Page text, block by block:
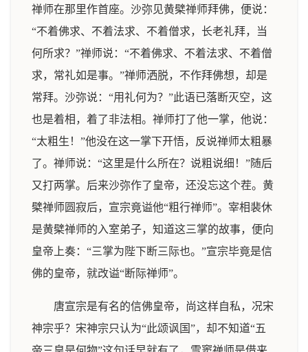
禅师在那里作首座。沙弥见黄檗禅师拜佛，便说：
“不着佛求、不着法求、不着僧求，长老礼拜，当
何所求？”禅师说：“不着佛求、不着法求、不着僧
求，常礼如是事。”禅师洒脱，不作拜佛想，却是
常拜。沙弥说：“用礼何为？”此语已落断灭空，这
也是着相，着了非法相。禅师打了他一掌，他说：
“太粗生！”他没在这一掌下开悟，反说禅师太粗暴
了。禅师说：“这里是什么所在？说粗说细！”随后
又打两掌。后来沙弥作了皇帝，还没忘这个茬。黄
檗禅师圆寂后，宣宗竟谥他“粗行禅师”。宰相裴休
是黄檗禅师的入室弟子，知道这三掌的故事，便向
皇帝上奏：“三掌为陛下断三际也。”宣宗毕竟是信
佛的皇帝，就改谥“断际禅师”。
唐宣宗是有名的信佛皇帝，尚这样自私，况宋
神宗乎？宋神宗只认为“此颂讽国”，却不知道“五